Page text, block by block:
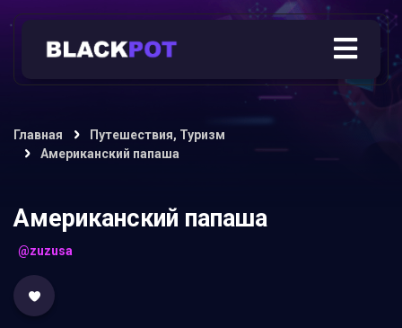
Главная
Путешествия, Туризм
Американский папаша
Американский папаша
@zuzusa